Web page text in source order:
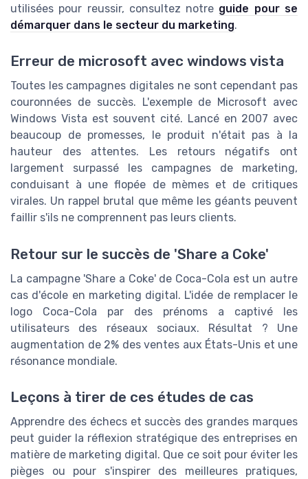
utilisées pour reussir, consultez notre guide pour se
démarquer dans le secteur du marketing.
Erreur de microsoft avec windows vista
Toutes les campagnes digitales ne sont cependant pas
couronnées de succès. L'exemple de Microsoft avec
Windows Vista est souvent cité. Lancé en 2007 avec
beaucoup de promesses, le produit n'était pas à la
hauteur des attentes. Les retours négatifs ont
largement surpassé les campagnes de marketing,
conduisant à une flopée de mèmes et de critiques
virales. Un rappel brutal que même les géants peuvent
faillir s'ils ne comprennent pas leurs clients.
Retour sur le succès de 'Share a Coke'
La campagne 'Share a Coke' de Coca-Cola est un autre
cas d'école en marketing digital. L'idée de remplacer le
logo Coca-Cola par des prénoms a captivé les
utilisateurs des réseaux sociaux. Résultat ? Une
augmentation de 2% des ventes aux États-Unis et une
résonance mondiale.
Leçons à tirer de ces études de cas
Apprendre des échecs et succès des grandes marques
peut guider la réflexion stratégique des entreprises en
matière de marketing digital. Que ce soit pour éviter les
pièges ou pour s'inspirer des meilleures pratiques,